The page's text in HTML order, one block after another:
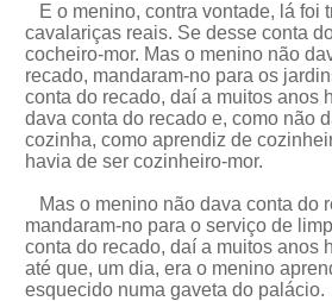
E o menino, contra vontade, lá foi
cavalariças reais. Se desse conta
cocheiro-mor. Mas o menino não
recado, mandaram-no para os
conta do recado, daí a muitos anos
dava conta do recado e, como não
cozinha, como aprendiz de
havia de ser cozinheiro-mor.
Mas o menino não dava conta do
mandaram-no para o serviço de
conta do recado, daí a muitos anos
até que, um dia, era o menino
esquecido numa gaveta do palácio.